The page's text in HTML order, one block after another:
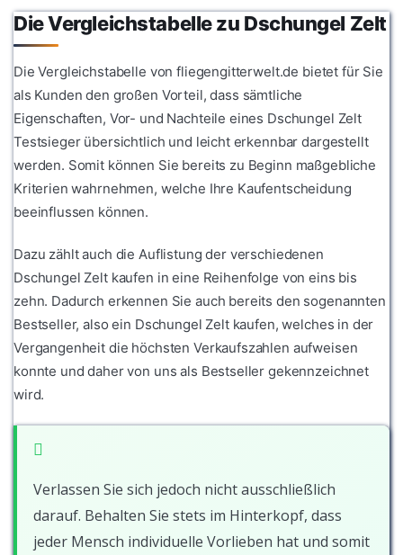
Die Vergleichstabelle zu Dschungel Zelt
Die Vergleichstabelle von fliegengitterwelt.de bietet für Sie
als Kunden den großen Vorteil, dass sämtliche
Eigenschaften, Vor- und Nachteile eines Dschungel Zelt
Testsieger übersichtlich und leicht erkennbar dargestellt
werden. Somit können Sie bereits zu Beginn maßgebliche
Kriterien wahrnehmen, welche Ihre Kaufentscheidung
beeinflussen können.
Dazu zählt auch die Auflistung der verschiedenen
Dschungel Zelt kaufen in eine Reihenfolge von eins bis
zehn. Dadurch erkennen Sie auch bereits den sogenannten
Bestseller, also ein Dschungel Zelt kaufen, welches in der
Vergangenheit die höchsten Verkaufszahlen aufweisen
konnte und daher von uns als Bestseller gekennzeichnet
wird.
Verlassen Sie sich jedoch nicht ausschließlich
darauf. Behalten Sie stets im Hinterkopf, dass
jeder Mensch individuelle Vorlieben hat und somit